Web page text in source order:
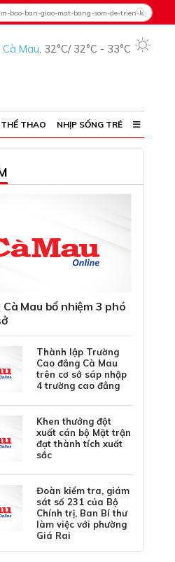
Cà Mau, 32°C/ 32°C - 33°C
THAO NHỊP SỐNG TRẺ
Mau bổ nhiệm 3 phó
Thành lập Trường
Cao đẳng Cà Mau
trên cơ sở sáp nhập
4 trường cao đẳng
Khen thưởng đột
xuất cán bộ Mặt trận
đạt thành tích xuất
sắc
Đoàn kiểm tra, giám
sát số 231 của Bộ
Chính trị, Ban Bí thư
làm việc với phường
Giá Rai